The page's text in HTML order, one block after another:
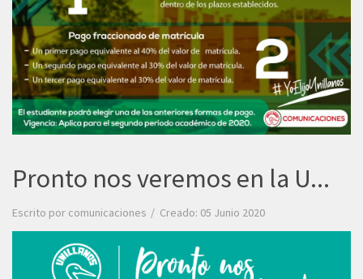
Pronto nos veremos en la U...
Escrito por comunicaciones Creado: 05 Junio 2020